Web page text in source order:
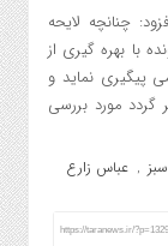
چنانچه لایحه
با بهره گیری از
پیگیری نماید و
مورد بررسی
, عباس زارع
https://taranews.ir/